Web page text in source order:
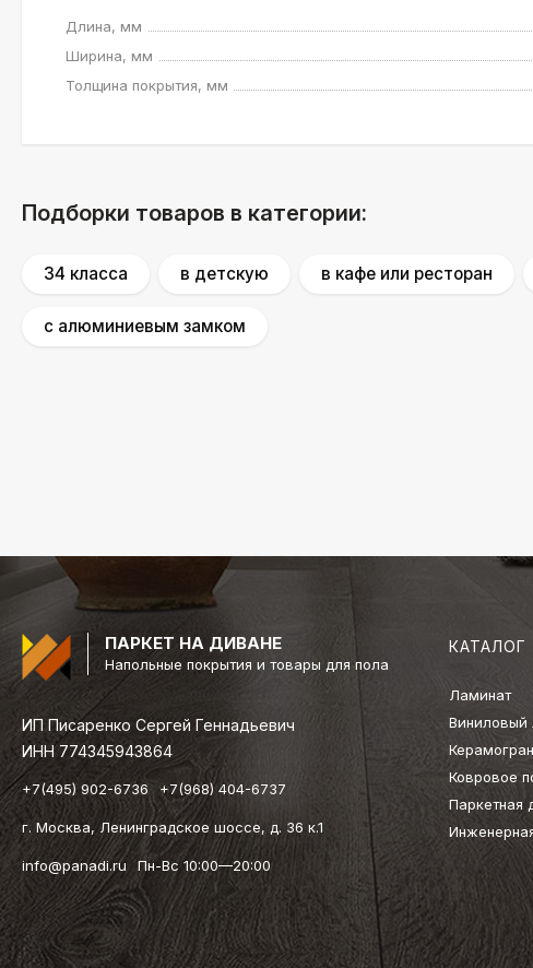
Длина, мм
Ширина, мм
Толщина покрытия, мм
Подборки товаров в категории:
34 класса в детскую в кафе или ресторан
с алюминиевым замком
ПАРКЕТ НА ДИВАНЕ
Напольные покрытия и товары для пола
ИП Писаренко Сергей Геннадьевич
ИНН 774345943864
+7(495) 902-6736 +7(968) 404-6737
г. Москва, Ленинградское шоссе, д. 36 к.1
info@panadi.ru Пн-Вс 10:00—20:00
КАТАЛОГ
Ламинат
Виниловый
Ковровое
Паркетная